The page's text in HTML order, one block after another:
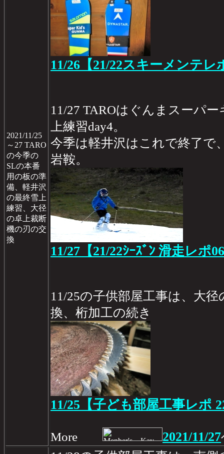
2021/11/25
～27 TARO
の今季の
SLの本番
用の板の準
備、軽井沢
の最終雪上
練習、大径
の卓上裁断
機の刃の交
換
11/26【21/22スキーメンテレ
11/27 TAROはぐんまスーパ
上練習day4。
今季は軽井沢はこれで終了で
岩鞍。
11/27【21/22ｼｰｽﾞﾝ 滑走レポ
11/25の子供部屋工事は、大
換、桁加工の続き
11/25【子ども部屋工事レポ
More 2021/11/27